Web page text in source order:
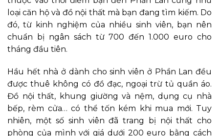
loại căn hộ và đồ nội thất mà bạn đang tìm kiếm. Do
đó, từ kinh nghiệm của nhiều sinh viên, bạn nên
chuẩn bị ngân sách từ 700 đến 1.000 euro cho
tháng đầu tiên.
Hầu hết nhà ở dành cho sinh viên ở Phần Lan đều
được thuê không có đồ đạc, ngoại trừ tủ quần áo.
Đồ nội thất, khung giường và nệm, dụng cụ nhà
bếp, rèm cửa… có thể tốn kém khi mua mới. Tuy
nhiên, một số sinh viên đã trang bị nội thất cho
phòng của mình với giá dưới 200 euro bằng cách